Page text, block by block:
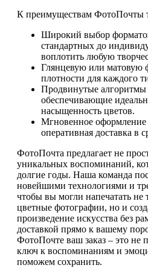
К преимуществам ФотоПочты
Широкий выбор
стандартных до
воплотить любую
Глянцевую или матовую
плотности для каждого
Продвинутые
обеспечивающие
насыщенность цветов.
Мгновенное оформление
оперативная доставка в
ФотоПочта предлагает не
уникальных воспоминаний,
долгие годы. Наша команда
новейшими технологиями и
чтобы вы могли напечатать не
цветные фотографии, но и
произведение искусства без
доставкой прямо к вашему
ФотоПочте ваш заказ – это не
ключ к воспоминаниям и
поможем сохранить.